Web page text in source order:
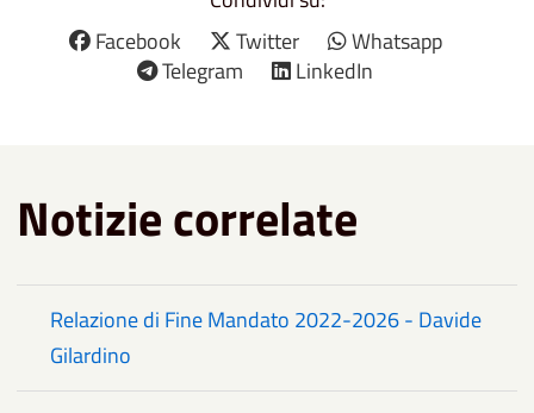
Facebook
Twitter
Whatsapp
Telegram
LinkedIn
Notizie correlate
Relazione di Fine Mandato 2022-2026 - Davide
Gilardino